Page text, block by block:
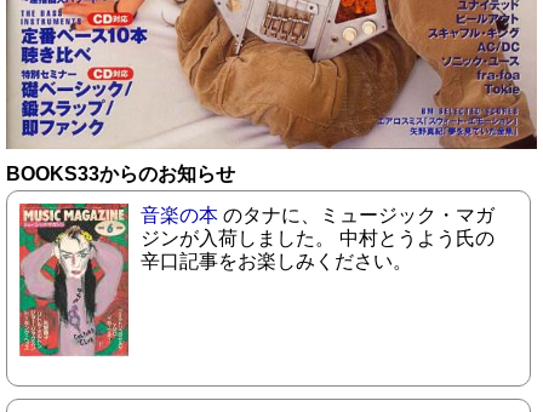
BOOKS33からのお知らせ
音楽の本 のタナに、ミュージック・マガ
ジンが入荷しました。 中村とうよう氏の
辛口記事をお楽しみください。